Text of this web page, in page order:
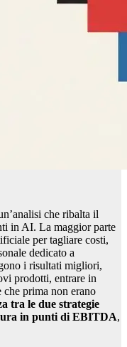
che ribalta il
in AI. La maggior parte
per tagliare costi,
dedicato a
i risultati migliori,
prodotti, entrare in
che prima non erano
tra le due strategie
in punti di EBITDA,